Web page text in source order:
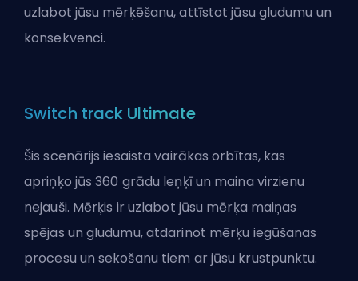
uzlabot jūsu mērķēšanu, attīstot jūsu gludumu un
konsekvenci.
Switch track Ultimate
Šis scenārijs iesaista vairākas orbītas, kas
apriņķo jūs 360 grādu leņķī un maina virzienu
nejauši. Mērķis ir uzlabot jūsu mērķa maiņas
spējas un gludumu, atdarinot mērķu iegūšanas
procesu un sekošanu tiem ar jūsu krustpunktu.